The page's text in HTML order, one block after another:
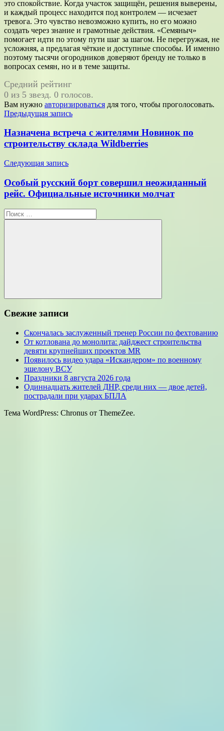
это спокойствие. Когда участок защищён, решения выверены,
и каждый процесс находится под контролем — исчезает
тревога. Это чувство невозможно купить, но его можно
создать через знание и грамотные действия. «Семяныч»
помогает идти по этому пути шаг за шагом. Не перегружая, не
усложняя, а предлагая чёткие и доступные способы. И именно
поэтому тысячи огородников доверяют бренду не только в
вопросах семян, но и в теме защиты.
Средний рейтинг
0 из 5 звезд. 0 голосов.
Вам нужно авторизироваться для того, чтобы проголосовать.
Навигация
по
записям
Предыдущая запись
Назначена встреча с жителями Новинок по
строительству склада Wildberries
Следующая запись
Особый русский борт совершил неожиданный
рейс. Официальные источники молчат
Поиск
для:
Поиск
Свежие записи
Скончалась заслуженный тренер России по фехтованию
От котлована до монолита: дайджест строительства
девяти крупнейших проектов MR
Появилось видео удара «Искандером» по военному
эшелону ВСУ
Праздники 8 августа 2026 года
Одиннадцать жителей ДНР, среди них — двое детей,
пострадали при ударах БПЛА
Тема WordPress: Chronus от ThemeZee.